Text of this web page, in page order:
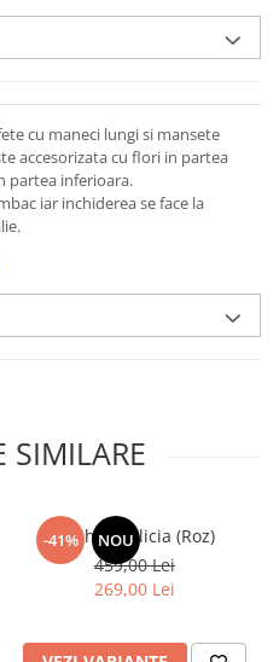
cu maneci lungi si mansete
accesorizata cu flori in partea
partea inferioara.
iar inchiderea se face la
SIMILARE
-41% NOU
Rochita Felicia (Roz)
459,00 Lei
269,00 Lei